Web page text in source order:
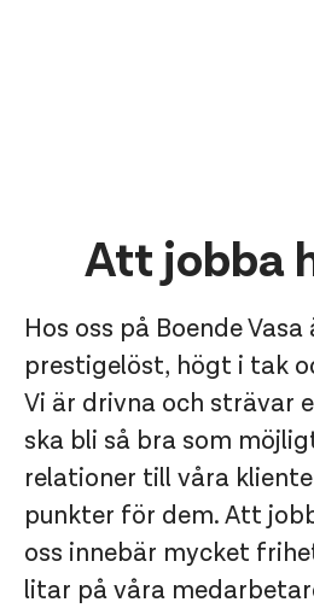
Att jobba
Hos oss på Boende
prestigelöst, högt i tak
Vi är drivna och strävar
ska bli så bra som
relationer till våra
punkter för dem. Att
oss innebär mycket
litar på våra